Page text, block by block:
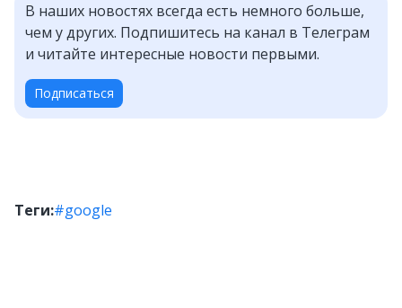
В наших новостях всегда есть немного больше,
чем у других. Подпишитесь на канал в Телеграм
и читайте интересные новости первыми.
Подписаться
Теги:#google